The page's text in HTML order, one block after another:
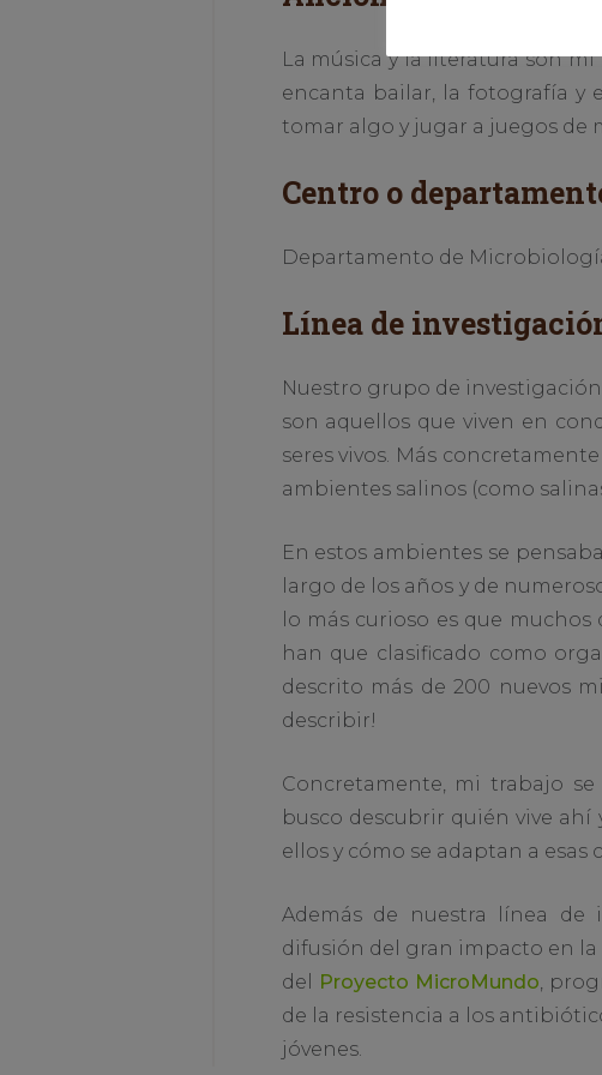
La música y la literatura son
encanta bailar, la fotografía y
tomar algo y jugar a juegos de
Centro o
Departamento de
Línea de
Nuestro grupo de
son aquellos que viven en
seres vivos. Más
ambientes salinos (como
En estos ambientes se
largo de los años y de
lo más curioso es que
han que clasificado como
descrito más de 200 nuevos
describir!
Concretamente, mi trabajo
busco descubrir quién vive
ellos y cómo se adaptan a
Además de nuestra línea de
difusión del gran impacto en la
del
Proyecto MicroMundo,
de la resistencia a los
jóvenes.